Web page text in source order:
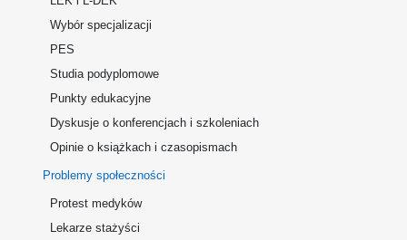
Wybór specjalizacji
PES
Studia podyplomowe
Punkty edukacyjne
Dyskusje o konferencjach i szkoleniach
Opinie o książkach i czasopismach
Problemy społeczności
Protest medyków
Lekarze stażyści